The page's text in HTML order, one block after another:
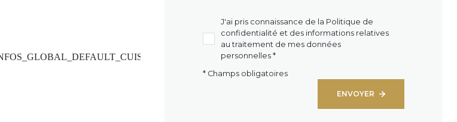
J'ai pris connaissance de la Politique de
confidentialité et des informations relatives
au traitement de mes données
personnelles *
* Champs obligatoires
ENVOYER